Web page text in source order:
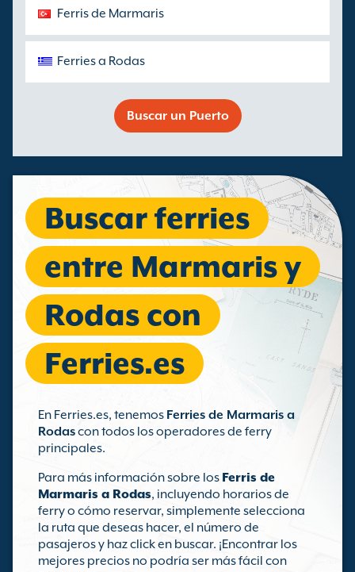
Ferris de Marmaris
Ferries a Rodas
Buscar un Puerto
Buscar ferries
entre Marmaris y
Rodas con
Ferries.es
En Ferries.es, tenemos Ferries de Marmaris a
Rodascon todos los operadores de ferry
principales.
Para más información sobre los Ferris de
Marmaris a Rodas, incluyendo horarios de
ferry o cómo reservar, simplemente selecciona
la ruta que deseas hacer, el número de
pasajeros y haz click en buscar. ¡Encontrar los
mejores precios no podría ser más fácil con